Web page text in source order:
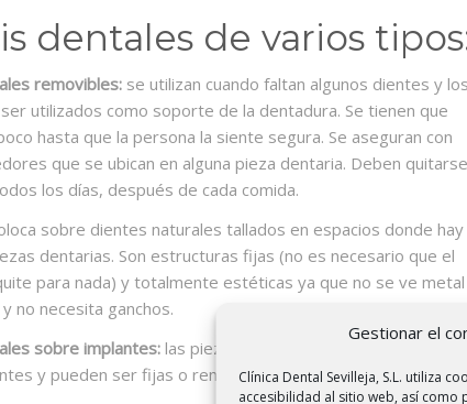
Gestionar el
Clínica Dental Sevilleja, S.L. utiliza
accesibilidad al sitio web, así como
dentales de varios
removibles: se utilizan cuando faltan algunos dientes y los
utilizados como soporte de la dentadura. Se tienen que
hasta que la persona la siente segura. Se aseguran con
que se ubican en alguna pieza dentaria. Deben quitarse
los días, después de cada comida.
sobre dientes naturales tallados en espacios donde hay
dentarias. Son estructuras fijas (no es necesario que el
para nada) y totalmente estéticas ya que no se ve metal
no necesita ganchos.
sobre implantes: las piezas dentarias están ancladas
y pueden ser fijas o removibles.